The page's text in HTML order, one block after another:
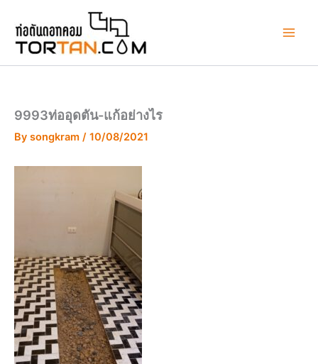
content
9993ท่ออุดตัน-แก้อย่างไร
By songkram / 10/08/2021